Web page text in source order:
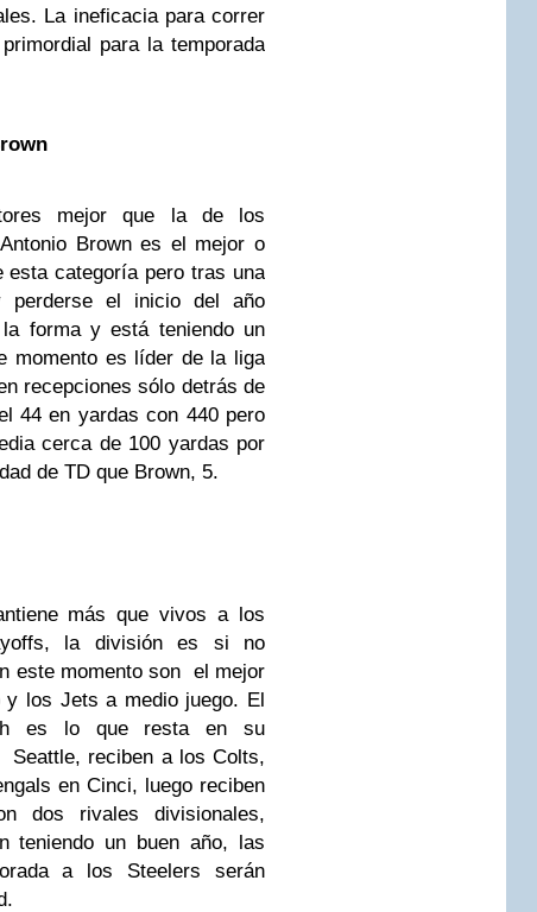
La ineficacia para correr
para la temporada
mejor que la de los
Brown es el mejor o
esta categoría pero tras una
perderse el inicio del año
forma y está teniendo un
momento es líder de la liga
recepciones sólo detrás de
44 en yardas con 440 pero
cerca de 100 yardas por
de TD que Brown, 5.
más que vivos a los
la división es si no
este momento son el mejor
los Jets a medio juego. El
es lo que resta en su
Seattle, reciben a los Colts,
en Cinci, luego reciben
dos rivales divisionales,
teniendo un buen año, las
a los Steelers serán